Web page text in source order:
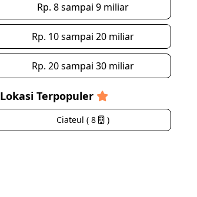
Rp. 8 sampai 9 miliar
Rp. 10 sampai 20 miliar
Rp. 20 sampai 30 miliar
Lokasi Terpopuler
Ciateul ( 8 )